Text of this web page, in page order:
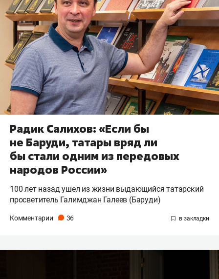
Радик Салихов: «Если бы
не Баруди, татары вряд ли
бы стали одним из передовых
народов России»
100 лет назад ушел из жизни выдающийся татарский
просветитель Галимджан Галеев (Баруди)
Комментарии 36